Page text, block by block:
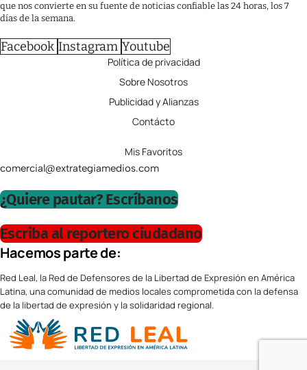
que nos convierte en su fuente de noticias confiable las 24 horas, los 7
días de la semana.
Facebook Instagram Youtube
Política de privacidad
Sobre Nosotros
Publicidad y Alianzas
Contácto
Mis Favoritos
comercial@extrategiamedios.com
¿Quiere pautar? Escríbanos
Escriba al reportero ciudadano
Hacemos parte de:
Red Leal, la Red de Defensores de la Libertad de Expresión en América
Latina, una comunidad de medios locales comprometida con la defensa
de la libertad de expresión y la solidaridad regional.